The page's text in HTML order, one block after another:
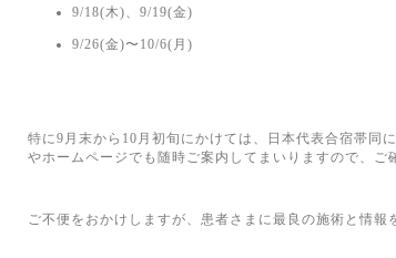
9/18(木)、9/19(金)
9/26(金)〜10/6(月)
特に9月末から10月初旬にかけては、日本代表合宿帯同
やホームページでも随時ご案内してまいりますので、ご
ご不便をおかけしますが、患者さまに最良の施術と情